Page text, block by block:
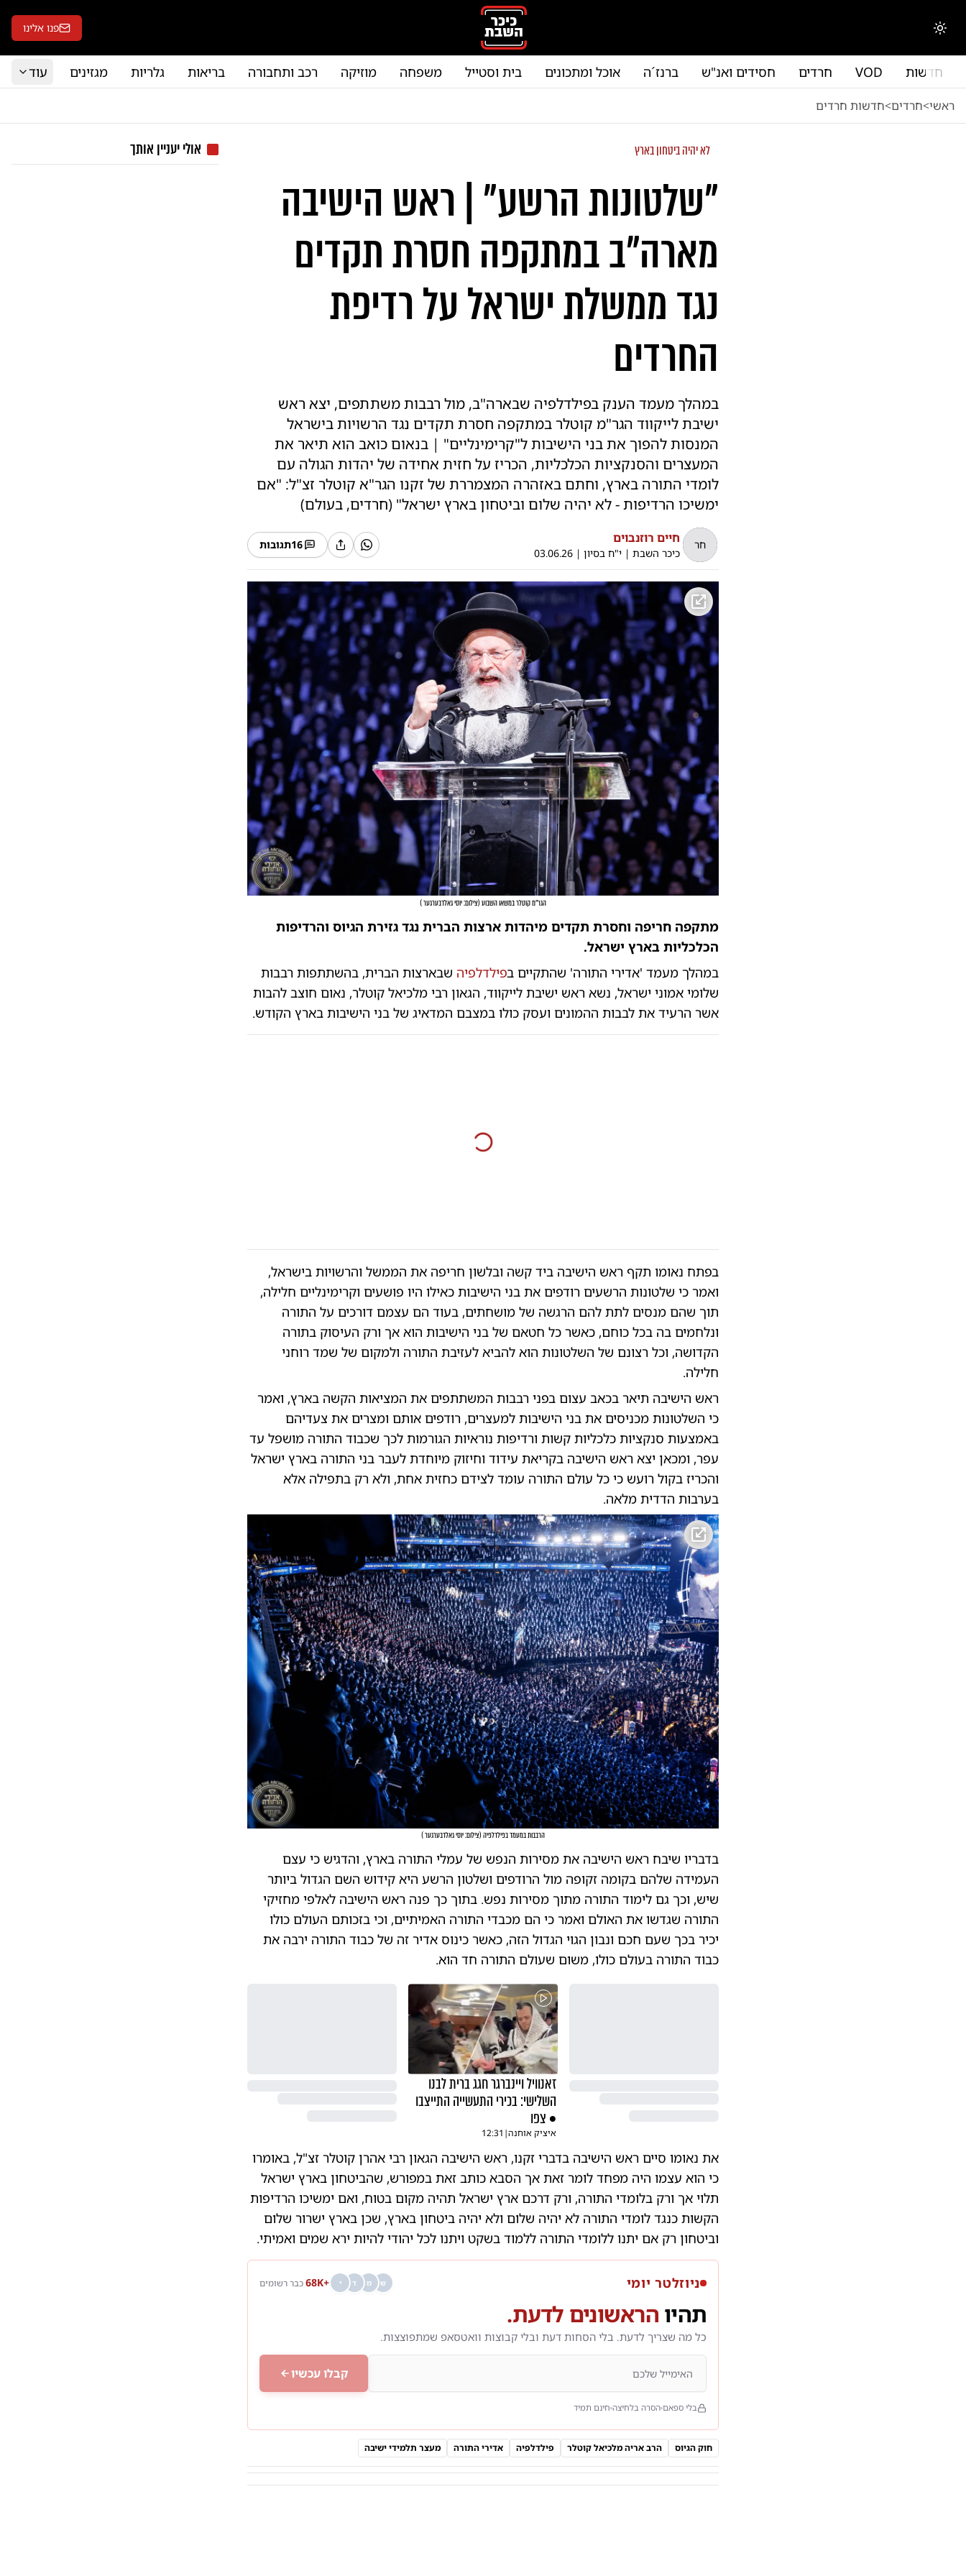
החלפת מצב תצוגה פנו אלינו
חדשות VOD חרדים חסידים ואנ"ש ברנז´ה אוכל ומתכונים בית וסטייל משפחה מוזיקה רכב ותחבורה בריאות גלריות מגזינים עוד
ראשי<חרדים<חדשות חרדים
לא יהיה ביטחון בארץ
"שלטונות הרשע" | ראש הישיבה
מארה"ב במתקפה חסרת תקדים
נגד ממשלת ישראל על רדיפת
החרדים
במהלך מעמד הענק בפילדלפיה שבארה"ב, מול רבבות משתתפים, יצא ראש
ישיבת לייקווד הגר"מ קוטלר במתקפה חסרת תקדים נגד הרשויות בישראל
המנסות להפוך את בני הישיבות ל"קרימינליים" | בנאום כואב הוא תיאר את
המעצרים והסנקציות הכלכליות, הכריז על חזית אחידה של יהדות הגולה עם
לומדי התורה בארץ, וחתם באזהרה המצמררת של זקנו הגר"א קוטלר זצ"ל: "אם
ימשיכו הרדיפות - לא יהיה שלום וביטחון בארץ ישראל" (חרדים, בעולם)
חר חיים רוזנבוים
כיכר השבת| י"ח בסיון |
03.06.26
16תגובות
הגר"מ קוטלר במשאו השבוע (צילום: יוסי גאלדבערגער)
מתקפה חריפה וחסרת תקדים מיהדות ארצות הברית נגד גזירת הגיוס והרדיפות
הכלכליות בארץ ישראל.
במהלך מעמד 'אדירי התורה' שהתקיים בפילדלפיה שבארצות הברית, בהשתתפות רבבות
שלומי אמוני ישראל, נשא ראש ישיבת לייקווד, הגאון רבי מלכיאל קוטלר, נאום חוצב להבות
אשר הרעיד את לבבות ההמונים ועסק כולו במצבם המדאיג של בני הישיבות בארץ הקודש.
בפתח נאומו תקף ראש הישיבה ביד קשה ובלשון חריפה את הממשל והרשויות בישראל,
ואמר כי שלטונות הרשעים רודפים את בני הישיבות כאילו היו פושעים וקרימינליים חלילה,
תוך שהם מנסים לתת להם הרגשה של מושחתים, בעוד הם עצמם דורכים על התורה
ונלחמים בה בכל כוחם, כאשר כל חטאם של בני הישיבות הוא אך ורק העיסוק בתורה
הקדושה, וכל רצונם של השלטונות הוא להביא לעזיבת התורה ולמקום של שמד רוחני
חלילה.
ראש הישיבה תיאר בכאב עצום בפני רבבות המשתתפים את המציאות הקשה בארץ, ואמר
כי השלטונות מכניסים את בני הישיבות למעצרים, רודפים אותם ומצרים את צעדיהם
באמצעות סנקציות כלכליות קשות ורדיפות נוראיות הגורמות לכך שכבוד התורה מושפל עד
עפר, ומכאן יצא ראש הישיבה בקריאת עידוד וחיזוק מיוחדת לעבר בני התורה בארץ ישראל
והכריז בקול רועש כי כל עולם התורה עומד לצידם כחזית אחת, ולא רק בתפילה אלא
בערבות הדדית מלאה.
הרבבות במעמד בפילדלפיה (צילום: יוסי גאלדבערגער)
בדבריו שיבח ראש הישיבה את מסירות הנפש של עמלי התורה בארץ, והדגיש כי עצם
העמידה שלהם בקומה זקופה מול הרודפים ושלטון הרשע היא קידוש השם הגדול ביותר
שיש, וכך גם לימוד התורה מתוך מסירות נפש. בתוך כך פנה ראש הישיבה לאלפי מחזיקי
התורה שגדשו את האולם ואמר כי הם מכבדי התורה האמיתיים, וכי בזכותם העולם כולו
יכיר בכך שעם חכם ונבון הגוי הגדול הזה, כאשר כינוס אדיר זה של כבוד התורה ירבה את
כבוד התורה בעולם כולו, משום שעולם התורה חד הוא.
זאנוויל ויינברגר חגג ברית לבנו
השלישי: בכירי התעשייה התייצבו
• צפו
איציק אוחנה|
12:31
את נאומו סיים ראש הישיבה בדברי זקנו, ראש הישיבה הגאון רבי אהרן קוטלר זצ"ל, באומרו
כי הוא עצמו היה מפחד לומר זאת אך הסבא כותב זאת במפורש, שהביטחון בארץ ישראל
תלוי אך ורק בלומדי התורה, ורק דרכם ארץ ישראל תהיה מקום בטוח, ואם ימשיכו הרדיפות
הקשות כנגד לומדי התורה לא יהיה שלום ולא יהיה ביטחון בארץ, שכן בארץ ישרור שלום
וביטחון רק אם יתנו ללומדי התורה ללמוד בשקט ויתנו לכל יהודי להיות ירא שמים ואמיתי.
ניוזלטר יומי ש מ ד י +68K כבר רשומים
תהיו הראשונים לדעת.
כל מה שצריך לדעת. בלי הסחות דעת ובלי קבוצות וואטסאפ שמתפוצצות.
קבלו עכשיו
בלי ספאם הסרה בלחיצה חינם תמיד
חוק הגיוס הרב אריה מלכיאל קוטלר פילדלפיה אדירי התורה מעצר תלמידי ישיבה
אולי יעניין אותך